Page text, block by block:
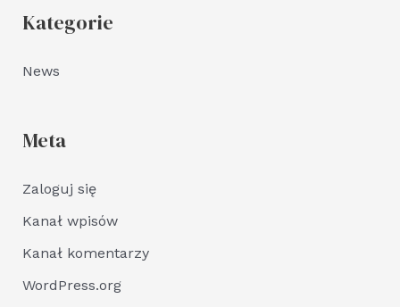
Kategorie
News
Meta
Zaloguj się
Kanał wpisów
Kanał komentarzy
WordPress.org